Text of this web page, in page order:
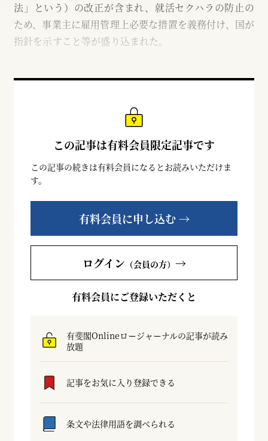
法」という）の改正が含まれ、就活セクハラの防止の
ため、事業主に雇用管理上必要な措置を義務付け、国が
指針を示すこと等が盛り込まれた。
この記事は有料会員限定記事です
この記事の続きは有料会員になるとお読みいただけま
す。
有料会員に申し込む →
ログイン （会員の方） →
有料会員にご登録いただくと
有斐閣Onlineロージャーナルの記事が読み
放題
記事をお気に入り登録できる
条文や法律用語を調べられる